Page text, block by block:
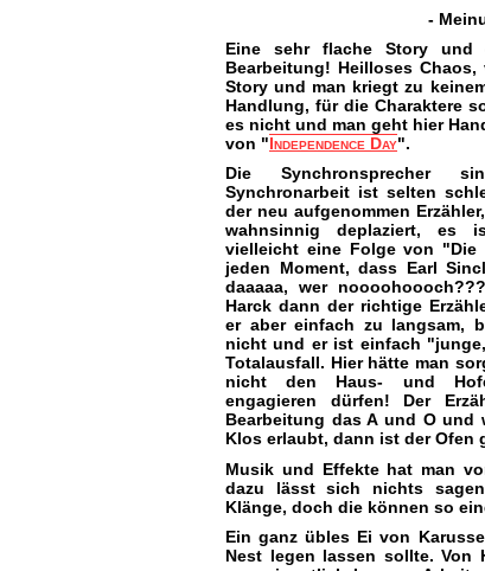
-
Eine sehr flache Story und
Bearbeitung! Heilloses
Story und man kriegt zu
Handlung, für die Charaktere
es nicht und man geht hier
von "Independence Day".
Die Synchronsprecher
Synchronarbeit ist selten
der neu aufgenommen
wahnsinnig deplaziert, es
vielleicht eine Folge von
jeden Moment, dass Earl
daaaaa, wer
Harck dann der richtige
er aber einfach zu langsam,
nicht und er ist einfach
Totalausfall. Hier hätte man
nicht den Haus- und
engagieren dürfen! Der
Bearbeitung das A und O
Klos erlaubt, dann ist der Ofen
Musik und Effekte hat man
dazu lässt sich nichts
Klänge, doch die können so
Ein ganz übles Ei von
Nest legen lassen sollte. Von